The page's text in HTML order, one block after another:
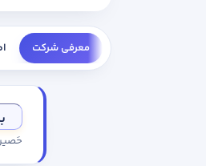
معرفی شرکت
حَصین حاسب